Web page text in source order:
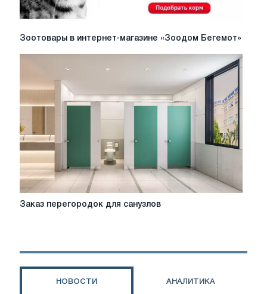
Зоотовары
Зоотовары в интернет-магазине «Зоодом Бегемот»
Заказ
перегородок
Заказ перегородок для санузлов
НОВОСТИ АНАЛИТИКА